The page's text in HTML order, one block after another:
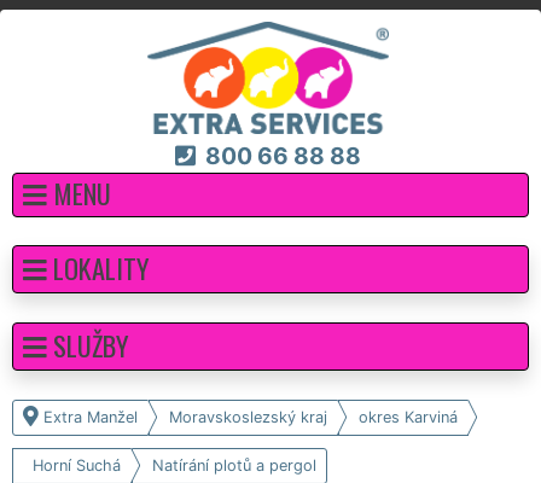
800 66 88 88
MENU
Extra Manžel Moravskoslezský kraj okres Karviná
Horní Suchá Natírání plotů a pergol
LOKALITY
SLUŽBY